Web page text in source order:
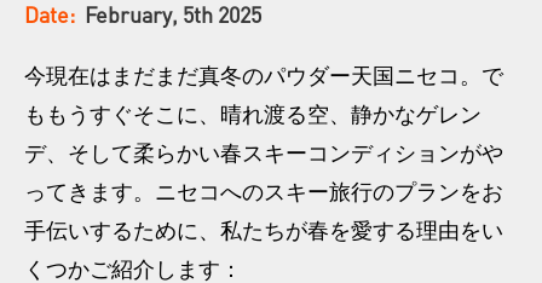
Date: February, 5th 2025
今現在はまだまだ真冬のパウダー天国ニセコ。で
ももうすぐそこに、晴れ渡る空、静かなゲレン
デ、そして柔らかい春スキーコンディションがや
ってきます。ニセコへのスキー旅行のプランをお
手伝いするために、私たちが春を愛する理由をい
くつかご紹介します：